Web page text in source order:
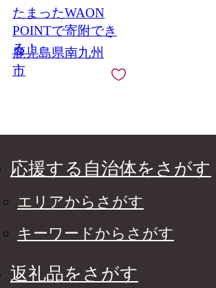
たまったWAON
POINTで寄附でき
る！
鹿児島県南九州
市
応援する自治体をさがす
エリアからさがす
キーワードからさがす
返礼品をさがす